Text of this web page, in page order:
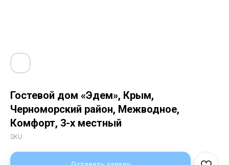
Гостевой дом «Эдем», Крым,
Черноморский район, Межводное,
Комфорт, 3-х местный
SKU: